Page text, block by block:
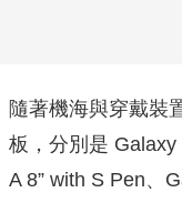
隨著機海與穿戴裝
板，分別是 Galaxy
A 8” with S Pen、